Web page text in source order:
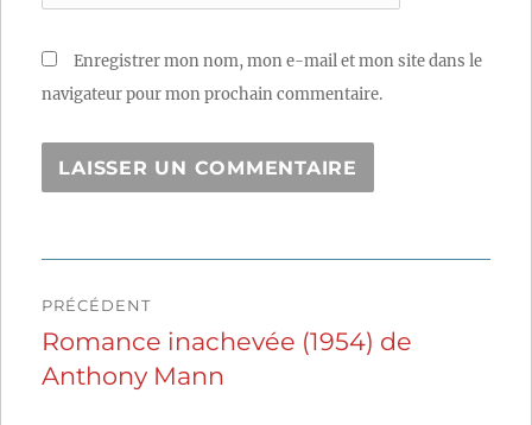
Enregistrer mon nom, mon e-mail et mon site dans le
navigateur pour mon prochain commentaire.
de
l’article
PRÉCÉDENT
Publication
précédente :
Romance inachevée (1954) de
Anthony Mann